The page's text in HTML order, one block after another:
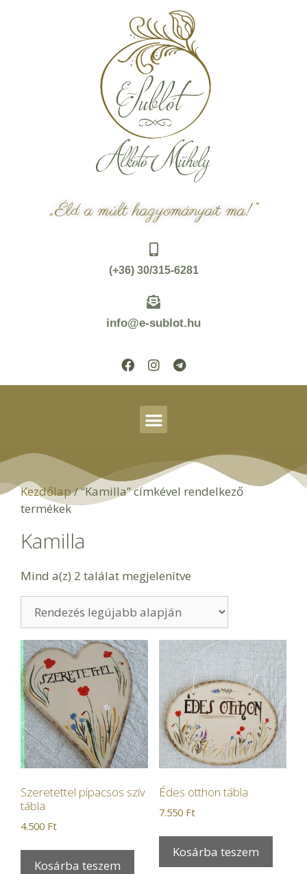
„Éld a múlt hagyományait ma!”
(+36) 30/315-6281
info@e-sublot.hu
Kezdőlap/ “Kamilla” címkével rendelkező
termékek
Kamilla
Mind a(z) 2 találat megjelenítve
Szeretettel pipacsos szív
tábla
4.500 Ft
Kosárba teszem
Édes otthon tábla
7.550 Ft
Kosárba teszem